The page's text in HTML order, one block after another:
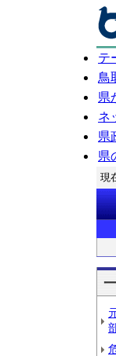
テ
鳥
県
ネ
県
県
現